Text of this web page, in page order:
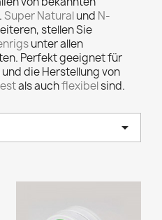
Super Naturalund N-
stellen Sie
unter allen
Perfekt geeignet für
und die Herstellung von
als auchflexibelsind.
